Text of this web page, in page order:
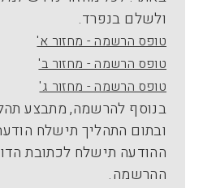
ולשלם בנפרד.
טופס הרשמה - מחזור א'
טופס הרשמה - מחזור ב'
טופס הרשמה - מחזור ג'
בנוסף להרשמה, מתבצע
ובתום התהליך תישלח
ההודעה תישלח לכתובת
ההרשמה.